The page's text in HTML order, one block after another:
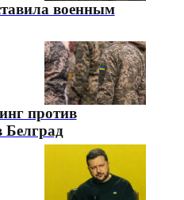
военным
против
Белград